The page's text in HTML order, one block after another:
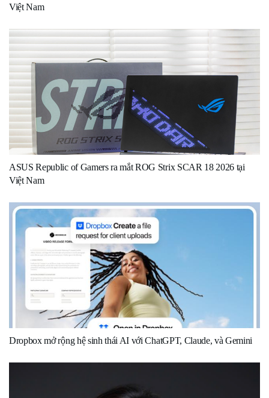
Việt Nam
ASUS Republic of Gamers ra mắt ROG Strix SCAR 18 2026 tại
Việt Nam
Dropbox mở rộng hệ sinh thái AI với ChatGPT, Claude, và Gemini